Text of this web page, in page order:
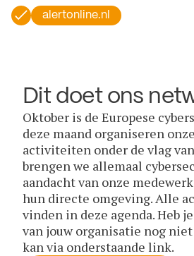
alertonline.nl
Dit doet ons
Oktober is de Europese
deze maand organiseren
activiteiten onder de vlag
brengen we allemaal
aandacht van onze
hun directe omgeving. Alle
vinden in deze agenda. Heb
van jouw organisatie nog
kan via onderstaande link.